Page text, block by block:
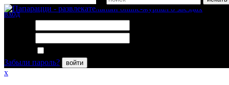
вход
Забыли пароль?
войти
x